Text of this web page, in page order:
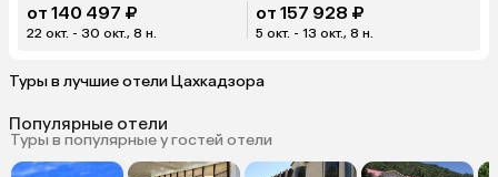
от 140 497 ₽
22 окт. - 30 окт., 8 н.
от 157 928 ₽
5 окт. - 13 окт., 8 н.
Туры в лучшие отели Цахкадзора
Популярные отели
Туры в популярные у гостей отели